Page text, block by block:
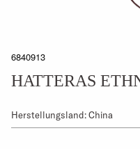
6840913
HATTERAS
Herstellungsland: China